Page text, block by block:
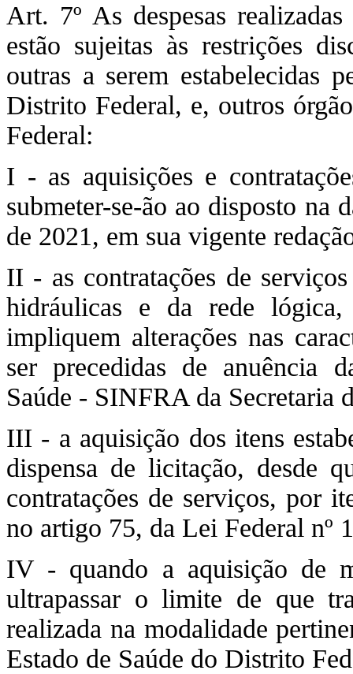
Art. 7º As despesas
estão sujeitas às restrições
outras a serem estabelecidas
Distrito Federal, e, outros
Federal:
I - as aquisições e
submeter-se-ão ao disposto na
de 2021, em sua vigente
II - as contratações de
hidráulicas e da rede
impliquem alterações nas
ser precedidas de anuência
Saúde - SINFRA da Secretaria
III - a aquisição dos itens
dispensa de licitação, desde
contratações de serviços, por
no artigo 75, da Lei Federal nº
IV - quando a aquisição de
ultrapassar o limite de que
realizada na modalidade
Estado de Saúde do Distrito